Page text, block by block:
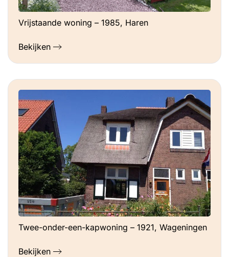
Vrijstaande woning – 1985, Haren
Bekijken
Twee-onder-een-kapwoning – 1921, Wageningen
Bekijken